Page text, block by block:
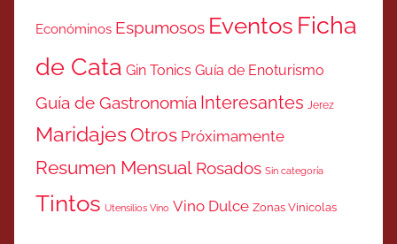
Económinos Espumosos Eventos Ficha
de Cata Gin Tonics Guía de Enoturismo
Guía de Gastronomía Interesantes Jerez
MaridajesOtros Próximamente
Resumen Mensual Rosados Sin categoría
Tintos Utensilios Vino Vino Dulce Zonas Vinicolas